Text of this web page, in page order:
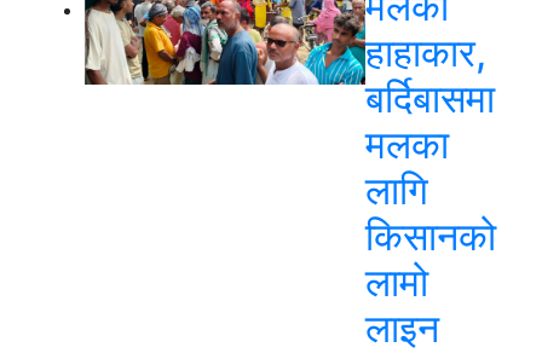
हाहाकार,
बर्दिबासमा
मलका
लागि
किसानको
लामो
लाइन